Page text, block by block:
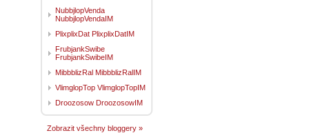
NubbjlopVenda
NubbjlopVendaIM
PlixplixDat PlixplixDatIM
FrubjankSwibe
FrubjankSwibeIM
MibbblizRal MibbblizRalIM
VlimglopTop VlimglopTopIM
Droozosow DroozosowIM
Zobrazit všechny bloggery »